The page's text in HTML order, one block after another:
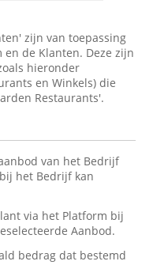
zijn van toepassing
en de Klanten. Deze zijn
hieronder
en Winkels) die
Restaurants'.
van het Bedrijf
het Bedrijf kan
via het Platform bij
Aanbod.
bedrag dat bestemd